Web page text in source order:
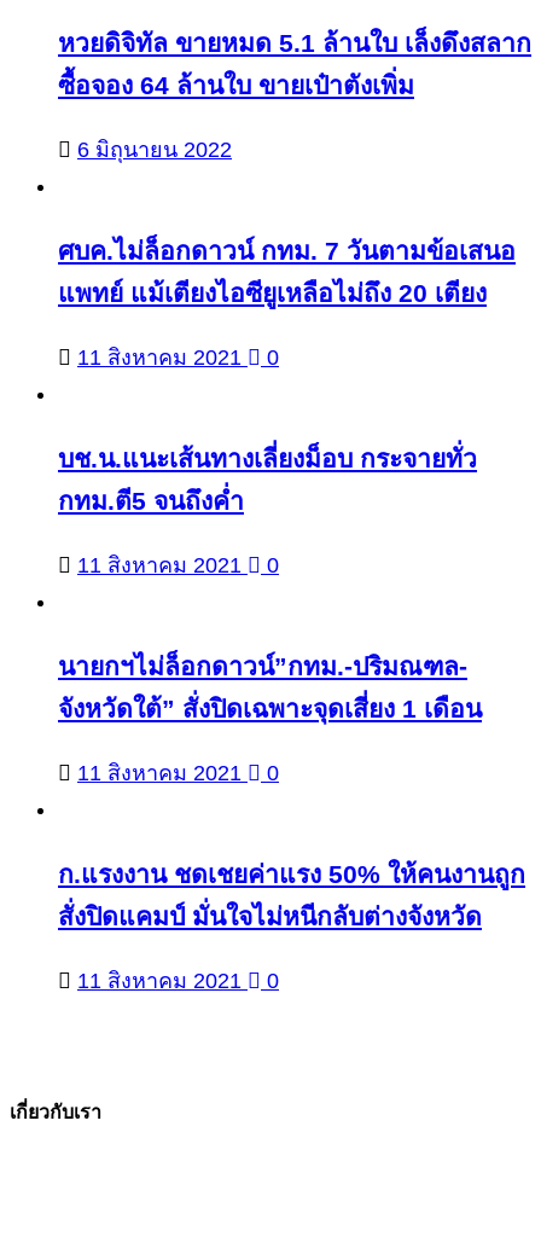
หวยดิจิทัล ขายหมด 5.1 ล้านใบ เล็งดึงสลาก
ซื้อจอง 64 ล้านใบ ขายเป๋าตังเพิ่ม
6 มิถุนายน 2022
ศบค.ไม่ล็อกดาวน์ กทม. 7 วันตามข้อเสนอ
แพทย์ แม้เตียงไอซียูเหลือไม่ถึง 20 เตียง
11 สิงหาคม 2021 0
บช.น.แนะเส้นทางเลี่ยงม็อบ กระจายทั่ว
กทม.ตี5 จนถึงค่ำ
11 สิงหาคม 2021 0
นายกฯไม่ล็อกดาวน์”กทม.-ปริมณฑล-
จังหวัดใต้” สั่งปิดเฉพาะจุดเสี่ยง 1 เดือน
11 สิงหาคม 2021 0
ก.แรงงาน ชดเชยค่าแรง 50% ให้คนงานถูก
สั่งปิดแคมป์ มั่นใจไม่หนีกลับต่างจังหวัด
11 สิงหาคม 2021 0
เกี่ยวกับเรา